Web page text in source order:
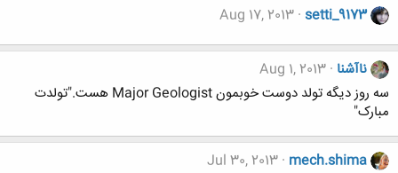
setti_9173
Aug 17, 2013
ناآشنا Aug 1, 2013
سه روز دیگه تولد دوست خوبمون Major Geologist هست."تولدت
مبارک"
mech.shima
Jul 30, 2013